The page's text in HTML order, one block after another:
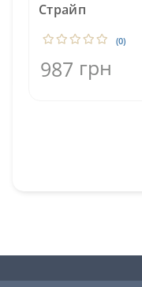
Страйп
(0)
987 грн